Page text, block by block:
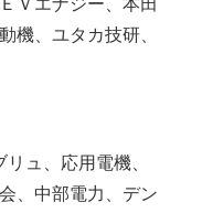
機、ユタカ技研、
ュ、応用電機、
、中部電力、デン